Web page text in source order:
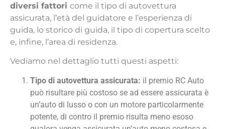
diversi fattori come il tipo di autovettura
assicurata, l’età del guidatore e l’esperienza di
guida, lo storico di guida, il tipo di copertura scelto
e, infine, l’area di residenza.
Vediamo nel dettaglio tutti questi aspetti:
Tipo di autovettura assicurata: il premio RC Auto
può risultare più costoso se ad essere assicurata è
un’auto di lusso o con un motore particolarmente
potente, di contro il premio risulta meno esoso